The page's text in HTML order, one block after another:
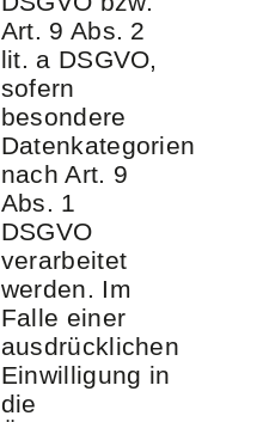
Art. 9 Abs. 2
lit. a DSGVO,
sofern
besondere
Datenkategorien
nach Art. 9
Abs. 1
DSGVO
verarbeitet
werden. Im
Falle einer
ausdrücklichen
Einwilligung in
die